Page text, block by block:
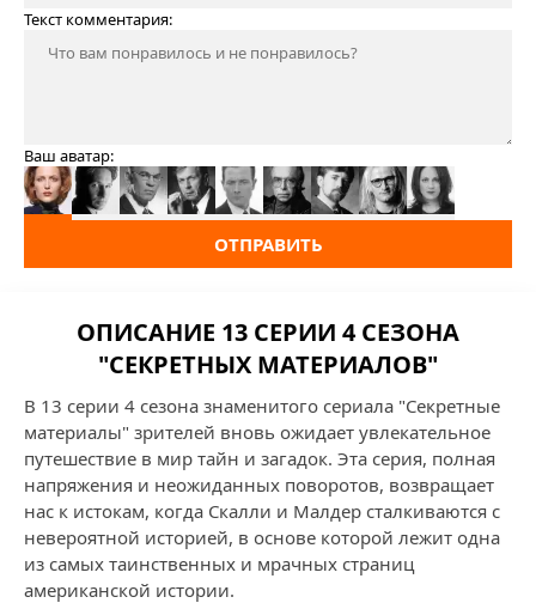
Текст комментария:
Ваш аватар:
ОТПРАВИТЬ
ОПИСАНИЕ 13 СЕРИИ 4 СЕЗОНА
"СЕКРЕТНЫХ МАТЕРИАЛОВ"
В 13 серии 4 сезона знаменитого сериала "Секретные
материалы" зрителей вновь ожидает увлекательное
путешествие в мир тайн и загадок. Эта серия, полная
напряжения и неожиданных поворотов, возвращает
нас к истокам, когда Скалли и Малдер сталкиваются с
невероятной историей, в основе которой лежит одна
из самых таинственных и мрачных страниц
американской истории.